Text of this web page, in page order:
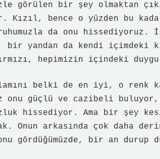
görülen bir şey olmaktan
Kızıl, bence o yüzden bu
da onu hissediyoruz.
bir yandan da kendi içimdeki
hepimizin içindeki
belki de en iyi, o renk
onu güçlü ve cazibeli
hissediyor. Ama bir şey
Onun arkasında çok daha
gördüğümüzde, bir an durup